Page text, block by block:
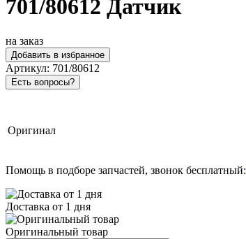
701/80612 Датчик
на заказ
Добавить в избранное
Артикул: 701/80612
Есть вопросы?
Оригинал
Помощь в подборе запчастей, звонок бесплатный:
Доставка от 1 дня
Оригинальный товар